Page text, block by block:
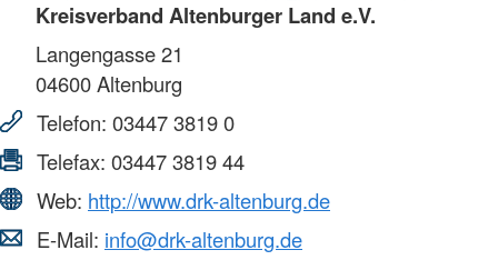
Kreisverband Altenburger Land e.V.
Langengasse 21
04600Altenburg
Telefon: 03447 3819 0
Telefax: 03447 3819 44
Web: http://www.drk-altenburg.de
E-Mail: info@drk-altenburg.de